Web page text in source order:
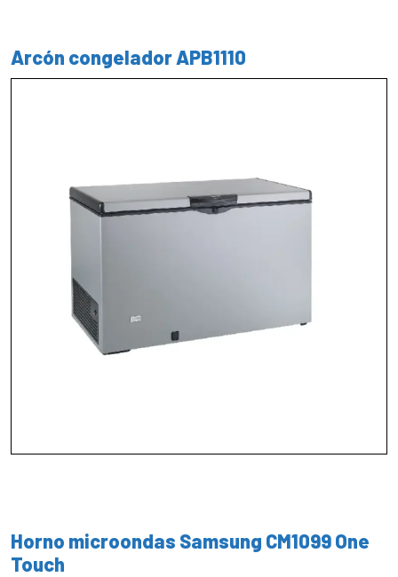
Arcón congelador APB1110
Horno microondas Samsung CM1099 One
Touch